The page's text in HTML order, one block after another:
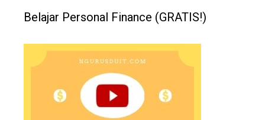
Belajar Personal Finance (GRATIS!)